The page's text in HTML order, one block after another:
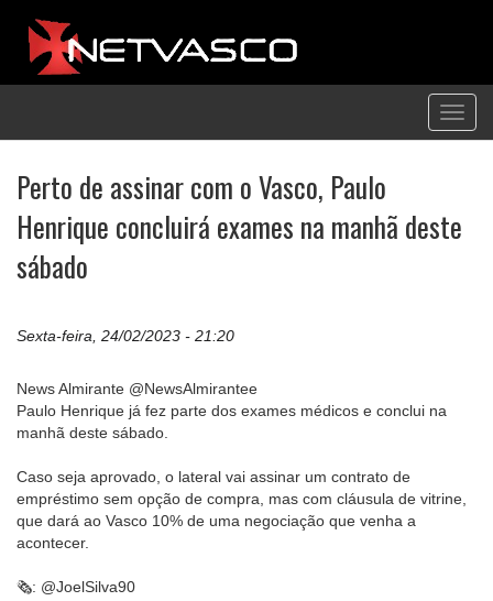
Perto de assinar com o Vasco, Paulo
Henrique concluirá exames na manhã deste
sábado
Sexta-feira, 24/02/2023 - 21:20
News Almirante @NewsAlmirantee
Paulo Henrique já fez parte dos exames médicos e conclui na
manhã deste sábado.
Caso seja aprovado, o lateral vai assinar um contrato de
empréstimo sem opção de compra, mas com cláusula de vitrine,
que dará ao Vasco 10% de uma negociação que venha a
acontecer.
🗞: @JoelSilva90